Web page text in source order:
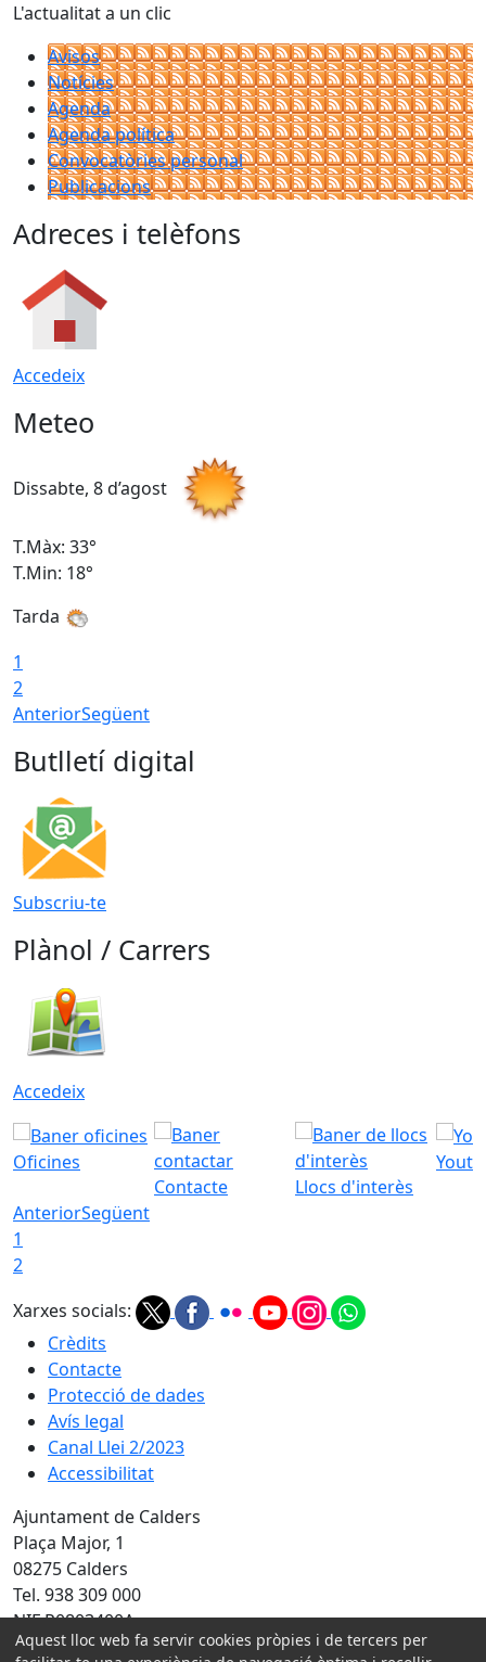
L'actualitat a un clic
Avisos
Notícies
Agenda
Agenda política
Convocatòries personal
Publicacions
Adreces i telèfons
Accedeix
Meteo
Dissabte, 8 d’agost
T.Màx: 33°
T.Min: 18°
Tarda
1
2
AnteriorSegüent
Butlletí digital
Subscriu-te
Plànol / Carrers
Accedeix
Oficines
Contacte
Llocs d'interès
AnteriorSegüent
1
2
Xarxes socials:
Crèdits
Contacte
Protecció de dades
Avís legal
Canal Llei 2/2023
Accessibilitat
Ajuntament de Calders
Plaça Major, 1
08275 Calders
Tel. 938 309 000
NIF P0803400A
Aquest lloc web fa servir cookies pròpies i de tercers per